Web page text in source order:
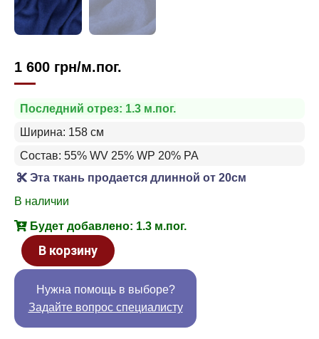
1 600 грн/м.пог.
Последний отрез: 1.3 м.пог.
Ширина: 158 см
Состав: 55% WV 25% WP 20% PA
Эта ткань продается длинной от 20см
В наличии
Будет добавлено: 1.3 м.пог.
В корзину
Нужна помощь в выборе?
Задайте вопрос специалисту